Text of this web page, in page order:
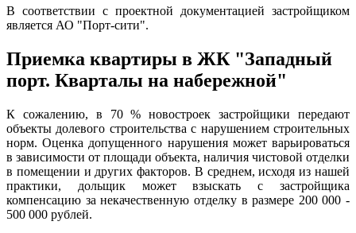
В соответствии с проектной документацией застройщиком
является АО "Порт-сити".
Приемка квартиры в ЖК "Западный
порт. Кварталы на набережной"
К сожалению, в 70 % новостроек застройщики передают
объекты долевого строительства с нарушением строительных
норм. Оценка допущенного нарушения может варьироваться
в зависимости от площади объекта, наличия чистовой отделки
в помещении и других факторов. В среднем, исходя из нашей
практики, дольщик может взыскать с застройщика
компенсацию за некачественную отделку в размере 200 000 -
500 000 рублей.